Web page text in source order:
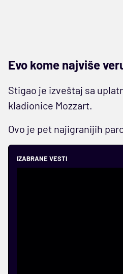
Evo kome najviše
Stigao je izveštaj sa
kladionice Mozzart.
Ovo je pet najigranijih
IZABRANE VESTI